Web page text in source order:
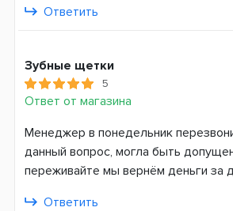
Ответить
Зубные щетки
5
Ответ от магазина
Менеджер в понедельник
данный вопрос, могла быть
переживайте мы вернём деньги за
Ответить